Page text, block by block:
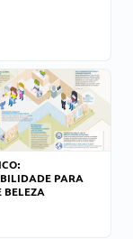
PARA
BELEZA